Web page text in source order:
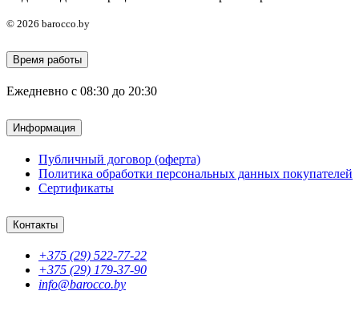
© 2026 barocco.by
Время работы
Ежедневно с 08:30 до 20:30
Информация
Публичный договор (оферта)
Политика обработки персональных данных покупателей
Сертификаты
Контакты
+375 (29) 522-77-22
+375 (29) 179-37-90
info@barocco.by